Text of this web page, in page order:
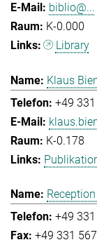
biblio@...
K-0.000
Library
Klaus
+49
K-0.178
+49
+49 331